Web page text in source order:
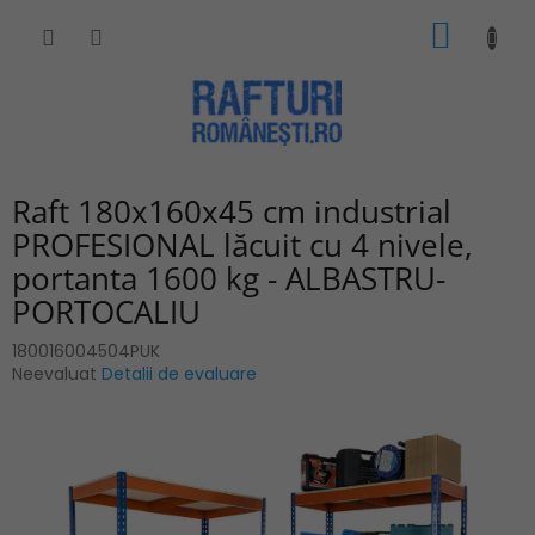
COŞ
Raft 180x160x45 cm industrial
PROFESIONAL lăcuit cu 4 nivele,
portanta 1600 kg - ALBASTRU-
PORTOCALIU
180016004504PUK
Evaluarea
Neevaluat Detalii de evaluare